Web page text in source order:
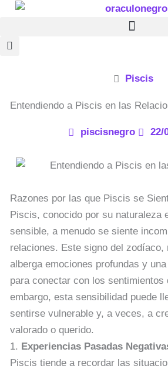
contenido
Piscis
Entendiendo a Piscis en las
piscisnegro 22/
Razones por las que Piscis se
Piscis, conocido por su naturaleza
sensible, a menudo se siente
relaciones. Este signo del zodíaco,
alberga emociones profundas y
para conectar con los sentimientos
embargo, esta sensibilidad puede
sentirse vulnerable y, a veces, a
valorado o querido.
1. Experiencias Pasadas
Piscis tiende a recordar las